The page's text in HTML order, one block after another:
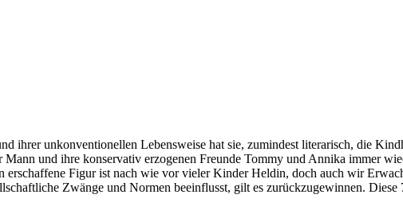
ihrer unkonventionellen Lebensweise hat sie, zumindest literarisch, die
und ihre konservativ erzogenen Freunde Tommy und Annika immer
Figur ist nach wie vor vieler Kinder Heldin, doch auch wir
Zwänge und Normen beeinflusst, gilt es zurückzugewinnen. Diese